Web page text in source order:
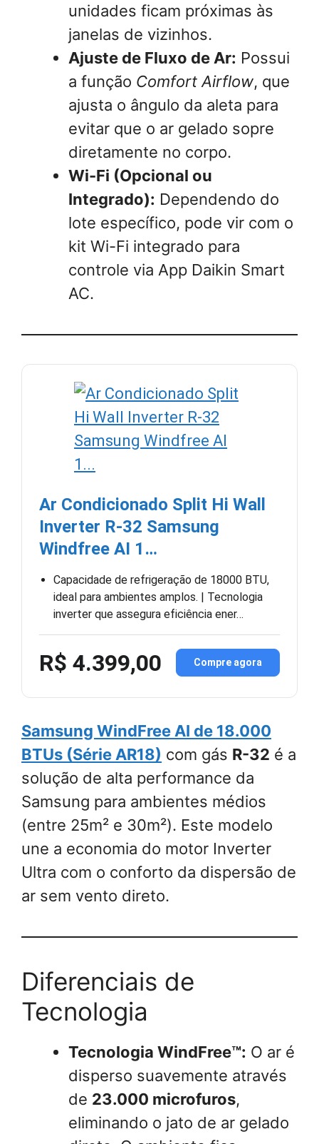
unidades ficam próximas às
janelas de vizinhos.
Ajuste de Fluxo de Ar: Possui
a função Comfort Airflow, que
ajusta o ângulo da aleta para
evitar que o ar gelado sopre
diretamente no corpo.
Wi-Fi (Opcional ou
Integrado): Dependendo do
lote específico, pode vir com o
kit Wi-Fi integrado para
controle via App Daikin Smart
AC.
Ar Condicionado Split Hi Wall
Inverter R-32 Samsung
Windfree AI 1…
Capacidade de refrigeração de 18000 BTU,
ideal para ambientes amplos. | Tecnologia
inverter que assegura eficiência ener…
R$ 4.399,00 Compre agora
Samsung WindFree AI de 18.000
BTUs (Série AR18) com gás R-32 é a
solução de alta performance da
Samsung para ambientes médios
(entre 25m² e 30m²). Este modelo
une a economia do motor Inverter
Ultra com o conforto da dispersão de
ar sem vento direto.
Diferenciais de
Tecnologia
Tecnologia WindFree™: O ar é
disperso suavemente através
de 23.000 microfuros,
eliminando o jato de ar gelado